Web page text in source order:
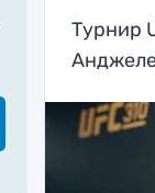
Турнир